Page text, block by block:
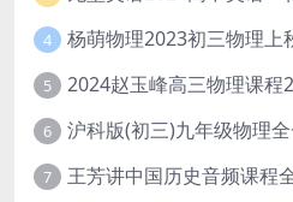
4
5
6
7 王芳讲中国历史音频课程